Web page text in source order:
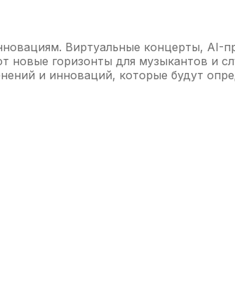
Виртуальные концерты, AI-
горизонты для музыкантов и
и инноваций, которые будут